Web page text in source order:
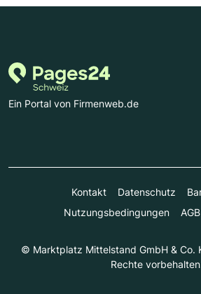
Ein Portal von Firmenweb.de
Kontakt Datenschutz
Nutzungsbedingungen
AGB
© Marktplatz Mittelstand GmbH & Co.
Rechte